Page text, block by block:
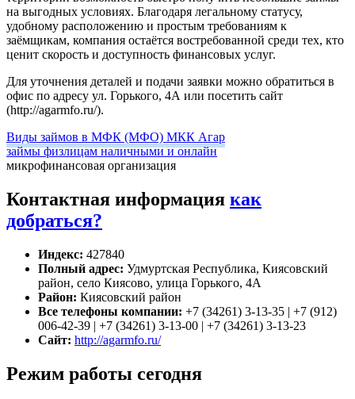
на выгодных условиях. Благодаря легальному статусу,
удобному расположению и простым требованиям к
заёмщикам, компания остаётся востребованной среди тех, кто
ценит скорость и доступность финансовых услуг.
Для уточнения деталей и подачи заявки можно обратиться в
офис по адресу ул. Горького, 4А или посетить сайт
(http://agarmfo.ru/).
Виды займов в МФК (МФО) МКК Агар
займы физлицам наличными и онлайн
микрофинансовая организация
Контактная информация как
добраться?
Индекс: 427840
Полный адрес: Удмуртская Республика, Киясовский
район, село Киясово, улица Горького, 4А
Район: Киясовский район
Все телефоны компании: +7 (34261) 3-13-35 | +7 (912)
006-42-39 | +7 (34261) 3-13-00 | +7 (34261) 3-13-23
Сайт: http://agarmfo.ru/
Режим работы сегодня